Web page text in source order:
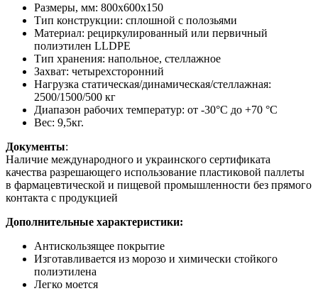
Размеры, мм: 800х600х150
Тип конструкции: сплошной c полозьями
Материал: рециркулированный или первичный
полиэтилен LLDPE
Тип хранения: напольное, стеллажное
Захват: четырехсторонний
Нагрузка статическая/динамическая/стеллажная:
2500/1500/500 кг
Диапазон рабочих температур: от -30°С до +70 °С
Вес: 9,5кг.
Документы:
Наличие международного и украинского сертификата
качества разрешающего использование пластиковой паллеты
в фармацевтической и пищевой промышленности без прямого
контакта с продукцией
Дополнительные характеристики:
Антискользящее покрытие
Изготавливается из морозо и химически стойкого
полиэтилена
Легко моется